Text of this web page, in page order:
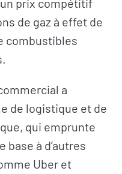
prix compétitif
de gaz à effet de
combustibles
a
de logistique et de
qui emprunte
à d’autres
Uber et